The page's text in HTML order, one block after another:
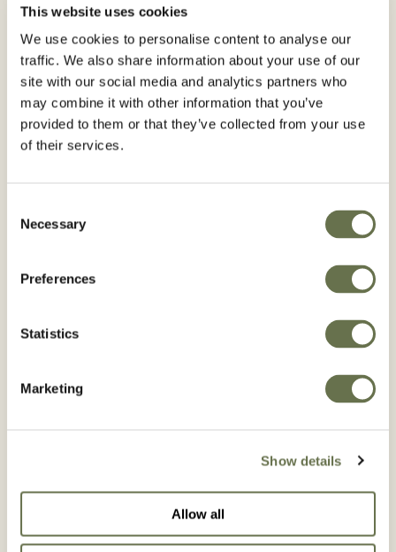
This website uses cookies
We use cookies to personalise content to analyse our
traffic. We also share information about your use of our
site with our social media and analytics partners who
may combine it with other information that you’ve
provided to them or that they’ve collected from your use
of their services.
Selection
Necessary
Preferences
Statistics
Marketing
Show details
Allow all
Sobrenome*